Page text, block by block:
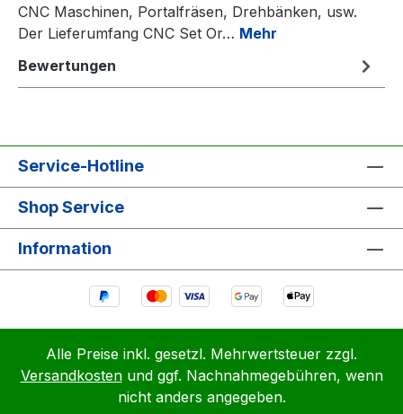
CNC Maschinen, Portalfräsen, Drehbänken, usw.
Der Lieferumfang CNC Set Or… Mehr
Bewertungen
Service-Hotline
Shop Service
Information
Alle Preise inkl. gesetzl. Mehrwertsteuer zzgl.
Versandkostenund ggf. Nachnahmegebühren, wenn
nicht anders angegeben.